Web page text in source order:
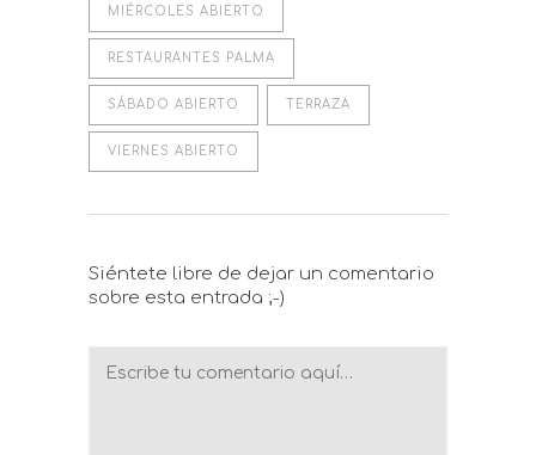
MIÉRCOLES ABIERTO
RESTAURANTES PALMA
SÁBADO ABIERTO TERRAZA
VIERNES ABIERTO
Siéntete libre de dejar un comentario
sobre esta entrada ;-)